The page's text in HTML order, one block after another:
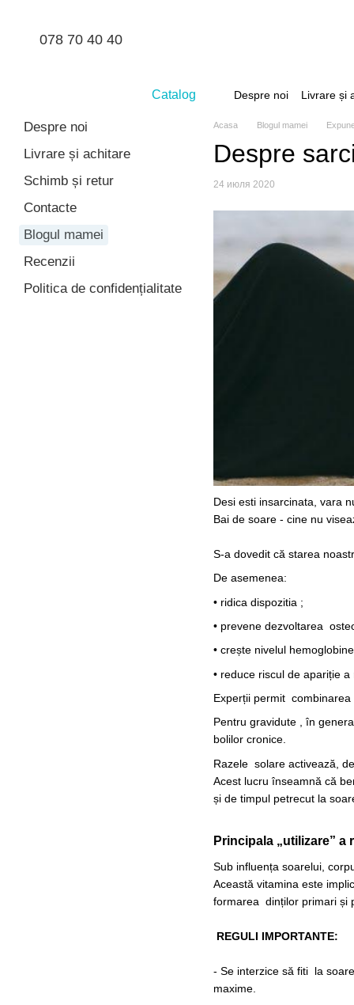
078 70 40 40
Catalog Despre noi Livrare și
Acasa Blogul mamei
Despre
24 июля 2020
Desi esti insarcinata, vara
Bai de soare - cine nu
S-a dovedit că starea
De asemenea:
• ridica dispozitia ;
• prevene dezvoltarea
• crește nivelul
• reduce riscul de apariție
Experții permit
Pentru gravidute , în
bolilor cronice.
Razele solare activează,
Acest lucru înseamnă că
și de timpul petrecut la
Principala „utilizare” a
Sub influența soarelui,
Această vitamina este
formarea dinților primari și
REGULI IMPORTANTE:
- Se interzice să fiti la
maxime.
Despre noi
Livrare și achitare
Schimb și retur
Contacte
Blogul mamei
Recenzii
Politica de confidențialitate